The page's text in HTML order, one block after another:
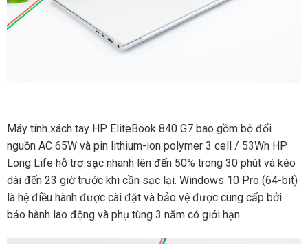
Máy tính xách tay HP EliteBook 840 G7 bao gồm bộ đổi
nguồn AC 65W và pin lithium-ion polymer 3 cell / 53Wh HP
Long Life hỗ trợ sạc nhanh lên đến 50% trong 30 phút và kéo
dài đến 23 giờ trước khi cần sạc lại. Windows 10 Pro (64-bit)
là hệ điều hành được cài đặt và bảo vệ được cung cấp bởi
bảo hành lao động và phụ tùng 3 năm có giới hạn.